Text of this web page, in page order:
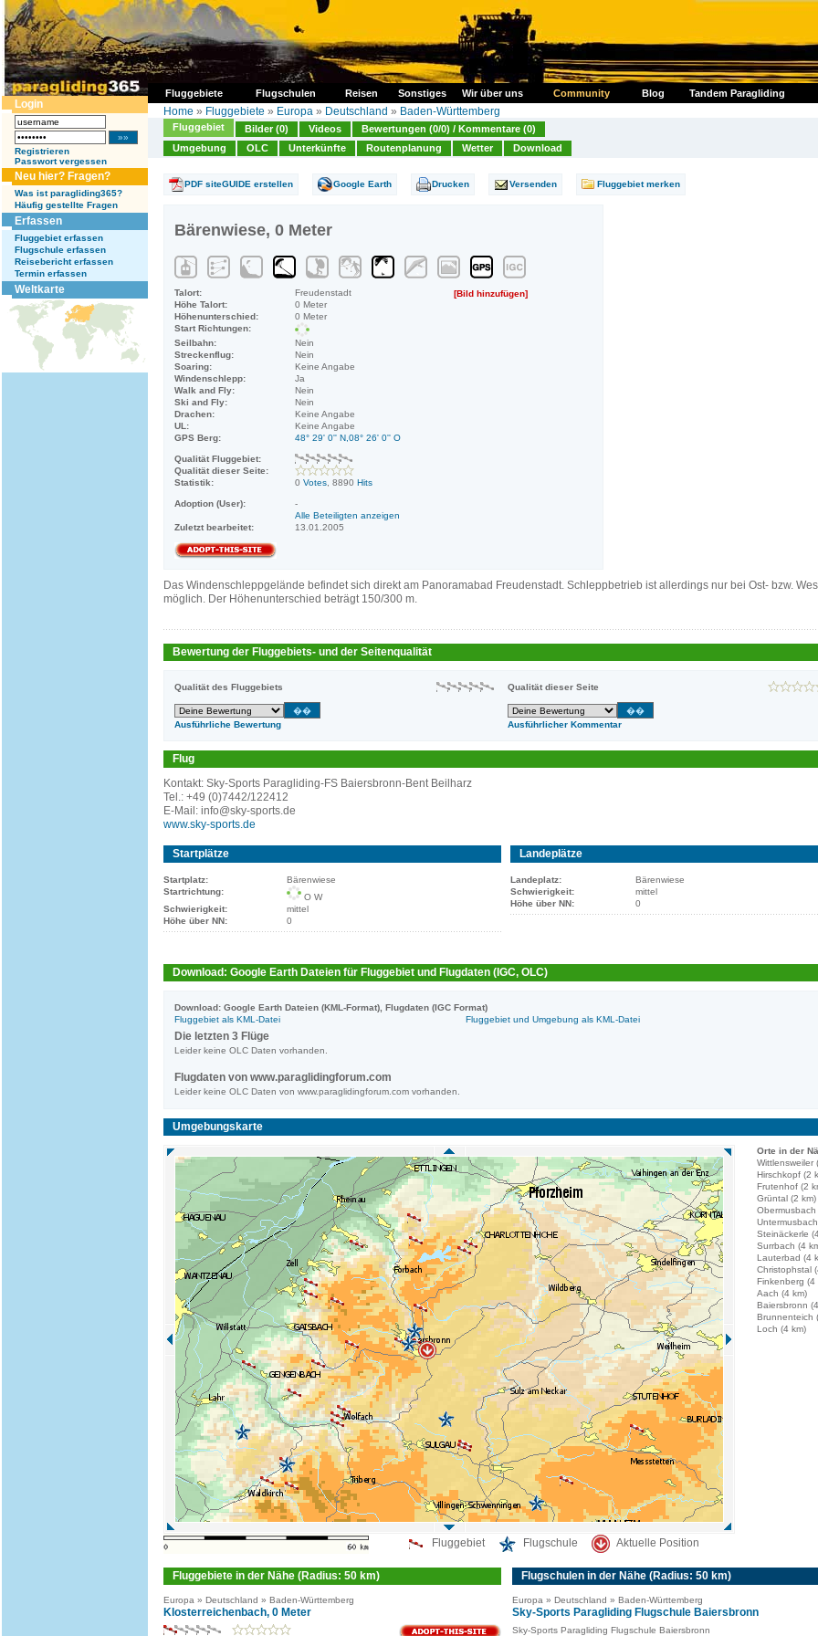
Fluggebiete Flugschulen Reisen Sonstiges Wir über uns Community Blog Tandem Paragliding
Login
Registrieren
Passwort vergessen
Neu hier? Fragen?
Was ist paragliding365?
Häufig gestellte Fragen
Erfassen
Fluggebiet erfassen
Flugschule erfassen
Reisebericht erfassen
Termin erfassen
Weltkarte
Home » Fluggebiete » Europa » Deutschland » Baden-Württemberg
Fluggebiet Bilder (0) Videos
Bewertungen (0/0) / Kommentare (0)
Umgebung
OLC Unterkünfte Routenplanung Wetter Download
PDF siteGUIDE erstellen Google Earth Drucken Versenden Fluggebiet merken
Bärenwiese, 0 Meter
Talort:
Freudenstadt
Höhe Talort:
0 Meter
Höhenunterschied:
0 Meter
Start Richtungen:
Seilbahn:
Nein
Streckenflug:
Nein
Soaring:
Keine Angabe
Windenschlepp:
Ja
Walk and Fly:
Nein
Ski and Fly:
Nein
Drachen:
Keine Angabe
UL:
Keine Angabe
GPS Berg:
48° 29' 0'' N,08° 26' 0'' O
Qualität Fluggebiet:
Qualität dieser Seite:
Statistik:
0 Votes , 8890 Hits
Adoption (User):
-
Alle Beteiligten anzeigen
Zuletzt bearbeitet:
13.01.2005
[Bild hinzufügen]
Das Windenschleppgelände befindet sich direkt am Panoramabad Freudenstadt. Schleppbetrieb ist allerdings nur bei Ost- bzw.
möglich. Der Höhenunterschied beträgt 150/300 m.
Bewertung der Fluggebiets- und der Seitenqualität
Qualität des Fluggebiets Qualität dieser Seite
Ausführliche Bewertung Ausführlicher Kommentar
Flug
Kontakt: Sky-Sports Paragliding-FS Baiersbronn-Bent Beilharz
Tel.: +49 (0)7442/122412
E-Mail: info@sky-sports.de
www.sky-sports.de
Startplätze
Startplatz:
Bärenwiese
Startrichtung:
O W
Schwierigkeit:
mittel
Höhe über NN:
0
Landeplätze
Landeplatz:
Bärenwiese
Schwierigkeit:
mittel
Höhe über NN:
0
Download: Google Earth Dateien für Fluggebiet und Flugdaten (IGC, OLC)
Download: Google Earth Dateien (KML-Format), Flugdaten (IGC Format)
Fluggebiet als KML-Datei
Fluggebiet und Umgebung als KML-Datei
Die letzten 3 Flüge
Leider keine OLC Daten vorhanden.
Flugdaten von www.paraglidingforum.com
Leider keine OLC Daten von www.paraglidingforum.com vorhanden.
Umgebungskarte
Fluggebiet Flugschule Aktuelle Position
Orte in der
Wittlensweiler
Hirschkopf (2
Frutenhof (2
Grüntal (2 km)
Obermusbach
Steinäckerle
Surrbach (4
Lauterbad (4
Christophstal
Finkenberg (4
Aach (4 km)
Baiersbronn
Brunnenteich
Loch (4 km)
Fluggebiete in der Nähe (Radius: 50 km)
Europa » Deutschland » Baden-Württemberg
Klosterreichenbach, 0 Meter
Flugschulen in der Nähe (Radius: 50 km)
Europa » Deutschland » Baden-Württemberg
Sky-Sports Paragliding Flugschule Baiersbronn
Sky-Sports Paragliding Flugschule Baiersbronn